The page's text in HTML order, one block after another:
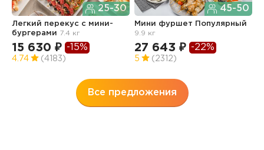
25-30
Легкий перекус c мини-
бургерами 7.4 кг
15 630 ₽ -15%
4.74 (4183)
45-50
Мини фуршет Популярный
9.9 кг
27 643 ₽ -22%
5 (2312)
Все предложения